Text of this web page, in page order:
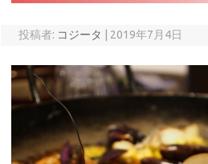
投稿者: コジータ 2019年7月4日